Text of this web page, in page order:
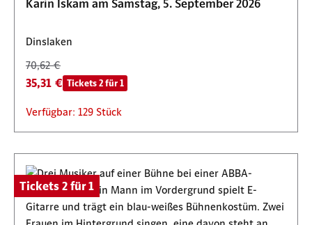
Karin Iskam am Samstag, 5. September 2026
Dinslaken
70,62 €
35,31 € Tickets 2 für 1
Verfügbar: 129 Stück
Tickets 2 für 1